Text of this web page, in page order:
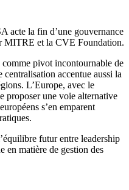
acte la fin d’une gouvernance
MITRE et la CVE Foundation.
pivot incontournable de
accentue aussi la
L’Europe, avec le
proposer une voie alternative
s’en emparent
futur entre leadership
en matière de gestion des